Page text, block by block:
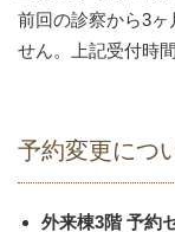
前回の診察から3ヶ
せん。上記受付時
予約変更につ
外来棟3階 予約